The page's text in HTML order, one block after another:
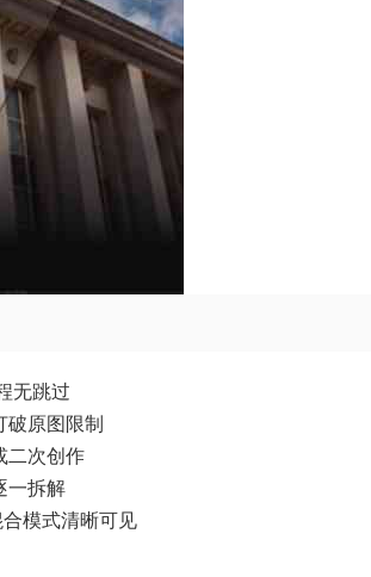
无跳过
破原图限制
二次创作
一拆解
模式清晰可见